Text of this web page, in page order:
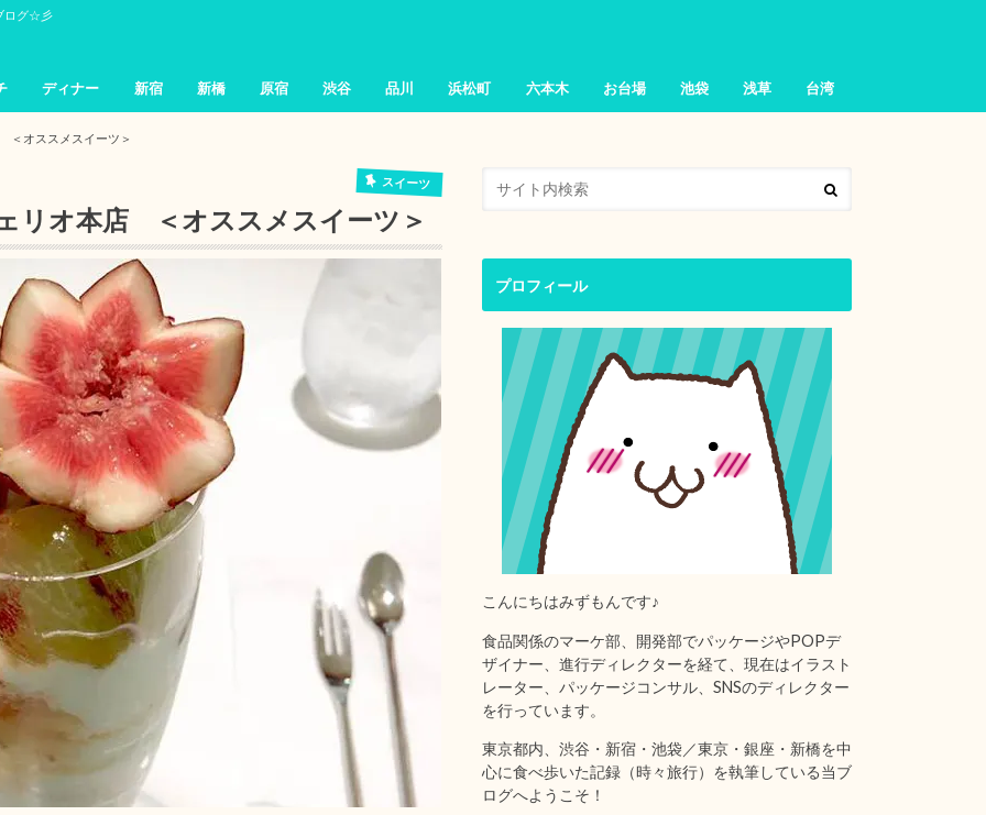
ログ☆彡
ディナー 新宿 新橋 原宿 渋谷 品川 浜松町 六本木 お台場 池袋 浅草 台湾
オススメスイーツ＞
スイーツ
オ本店 ＜オススメスイーツ＞
プロフィール
こんにちはみずもんです♪
食品関係のマーケ部、開発部でパッケージやPOPデ
ザイナー、進行ディレクターを経て、現在はイラスト
レーター、パッケージコンサル、SNSのディレクター
を行っています。
東京都内、渋谷・新宿・池袋／東京・銀座・新橋を中
心に食べ歩いた記録（時々旅行）を執筆している当ブ
ログへようこそ！